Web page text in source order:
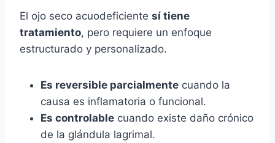
El ojo seco acuodeficiente sí tiene
tratamiento, pero requiere un enfoque
estructurado y personalizado.
Es reversible parcialmente cuando la
causa es inflamatoria o funcional.
Es controlable cuando existe daño crónico
de la glándula lagrimal.